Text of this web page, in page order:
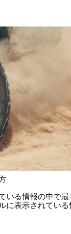
いる情報の中で
に表示されてい